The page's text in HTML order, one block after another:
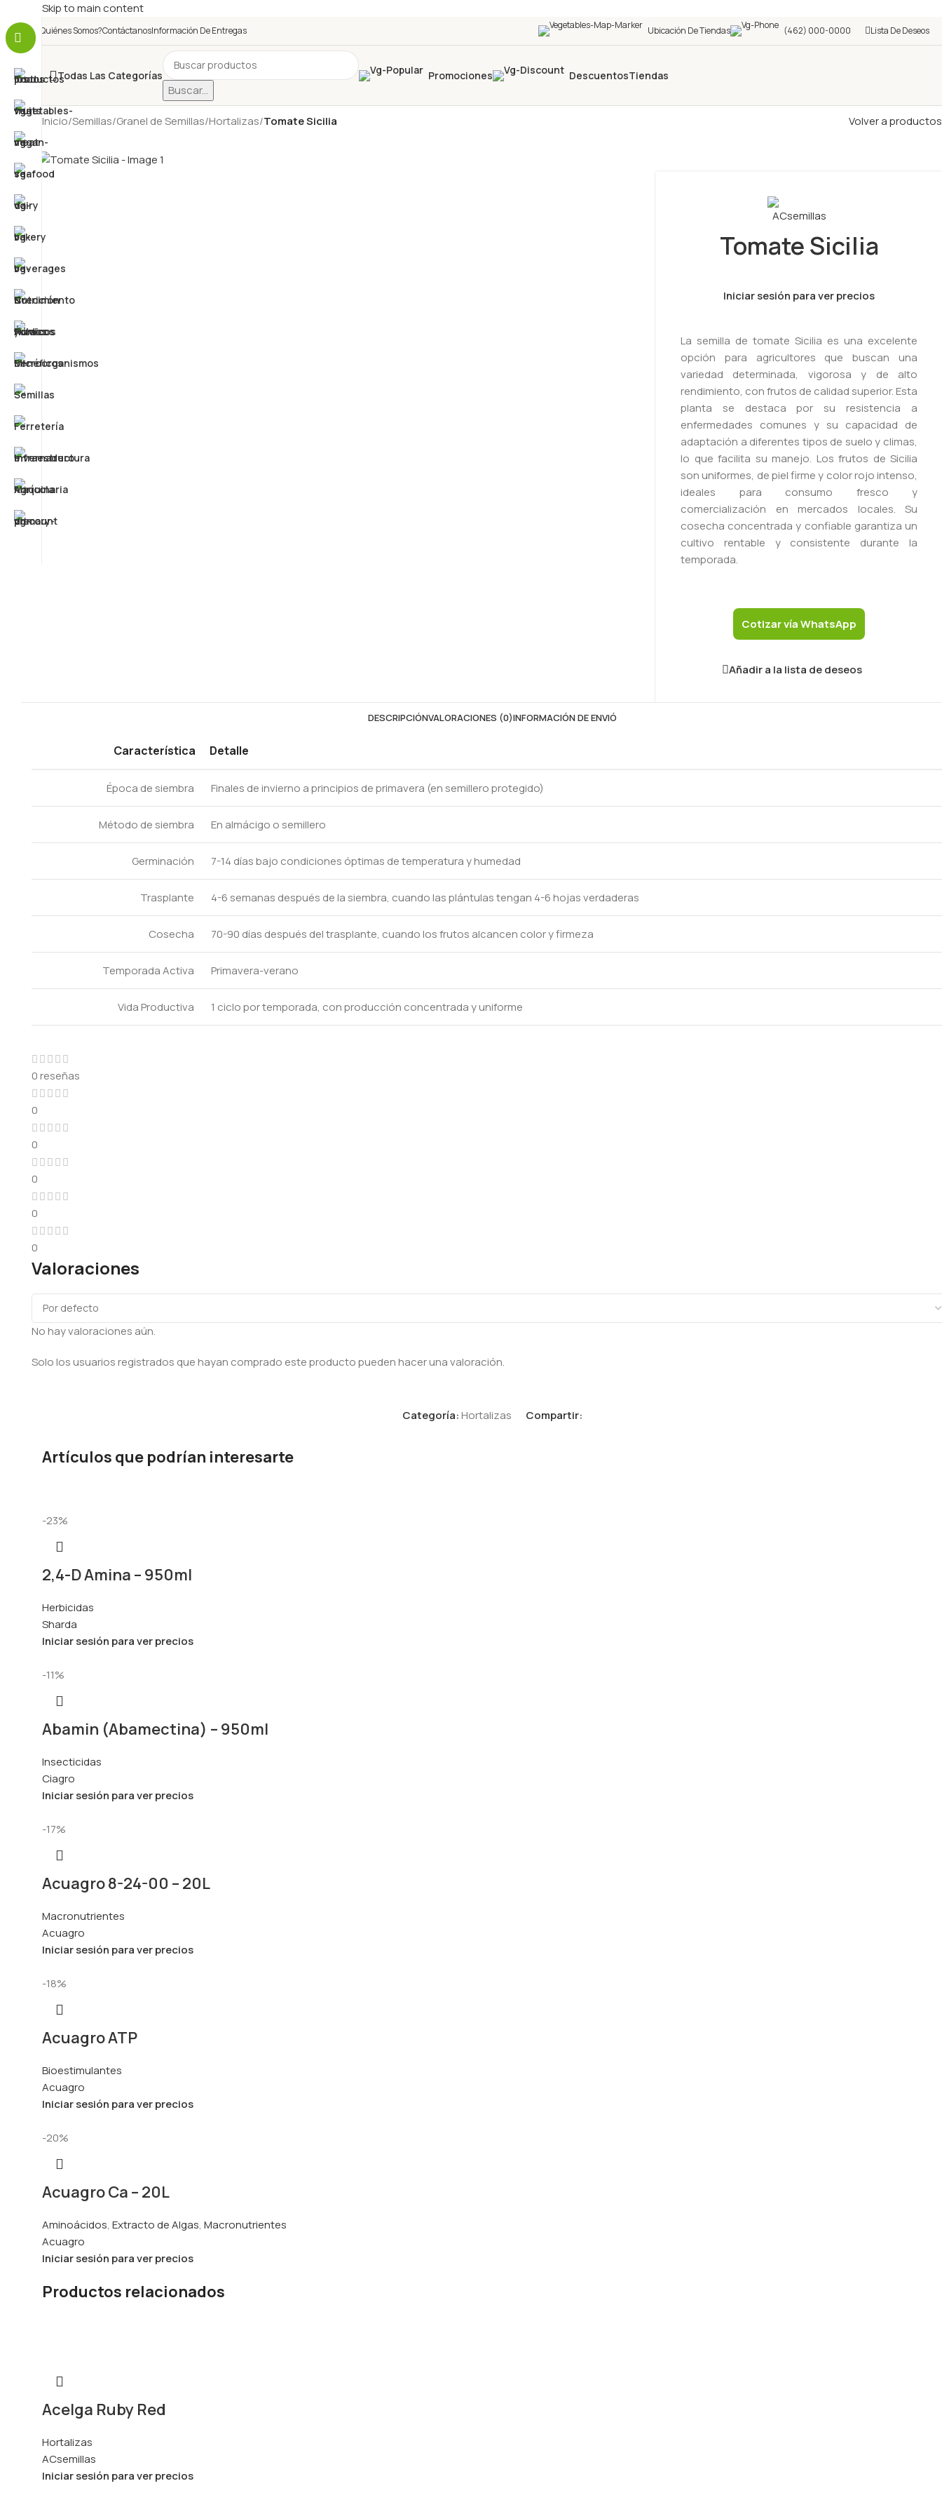
Skip to main content
¿Quiénes Somos?ContáctanosInformación De Entregas Ubicación De Tiendas (462) 000-0000 Lista De Deseos
Todas Las Categorías
Buscar...
Promociones DescuentosTiendas
Inicio/Semillas/Granel de Semillas/Hortalizas/Tomate Sicilia Volver a productos
Tomate Sicilia
Iniciar sesión para ver precios
La semilla de tomate Sicilia es una excelente
opción para agricultores que buscan una
variedad determinada, vigorosa y de alto
rendimiento, con frutos de calidad superior. Esta
planta se destaca por su resistencia a
enfermedades comunes y su capacidad de
adaptación a diferentes tipos de suelo y climas,
lo que facilita su manejo. Los frutos de Sicilia
son uniformes, de piel firme y color rojo intenso,
ideales para consumo fresco y
comercialización en mercados locales. Su
cosecha concentrada y confiable garantiza un
cultivo rentable y consistente durante la
temporada.
Cotizar vía WhatsApp
Añadir a la lista de deseos
DESCRIPCIÓNVALORACIONES (0)INFORMACIÓN DE ENVIÓ
Característica Detalle
Época de siembra Finales de invierno a principios de primavera (en semillero protegido)
Método de siembra En almácigo o semillero
Germinación 7-14 días bajo condiciones óptimas de temperatura y humedad
Trasplante 4-6 semanas después de la siembra, cuando las plántulas tengan 4-6 hojas verdaderas
Cosecha 70-90 días después del trasplante, cuando los frutos alcancen color y firmeza
Temporada Activa Primavera-verano
Vida Productiva 1 ciclo por temporada, con producción concentrada y uniforme
0 reseñas
0
0
0
0
0
Valoraciones
No hay valoraciones aún.
Solo los usuarios registrados que hayan comprado este producto pueden hacer una valoración.
Categoría:Hortalizas Compartir:
Artículos que podrían interesarte
-23%
2,4-D Amina – 950ml
Herbicidas
Sharda
Iniciar sesión para ver precios
-11%
Abamin (Abamectina) – 950ml
Insecticidas
Ciagro
Iniciar sesión para ver precios
-17%
Acuagro 8-24-00 – 20L
Macronutrientes
Acuagro
Iniciar sesión para ver precios
-18%
Acuagro ATP
Bioestimulantes
Acuagro
Iniciar sesión para ver precios
-20%
Acuagro Ca – 20L
Aminoácidos, Extracto de Algas, Macronutrientes
Acuagro
Iniciar sesión para ver precios
Productos relacionados
Acelga Ruby Red
Hortalizas
ACsemillas
Iniciar sesión para ver precios